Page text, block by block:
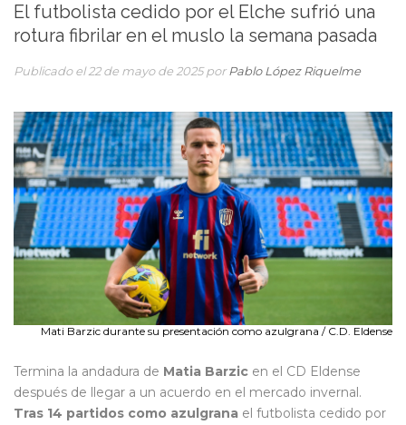
El futbolista cedido por el Elche sufrió una
rotura fibrilar en el muslo la semana pasada
Publicado el 22 de mayo de 2025 por Pablo López Riquelme
Mati Barzic durante su presentación como azulgrana / C.D. Eldense
Termina la andadura de Matia Barzic en el CD Eldense
después de llegar a un acuerdo en el mercado invernal.
Tras 14 partidos como azulgrana el futbolista cedido por